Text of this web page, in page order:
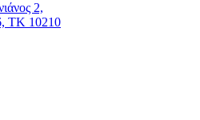
2,
ΤΚ 10210